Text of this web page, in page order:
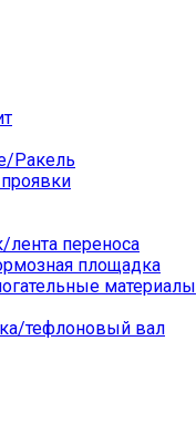
Ракель
переноса
площадка
материалы
тефлоновый вал